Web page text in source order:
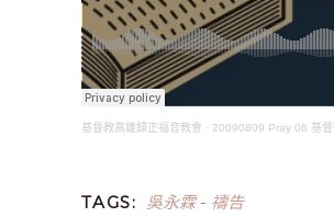
基督教高雄歸正福音教會 · 20090809 Pray 06 基督徒的
TAGS: 吳永霖- 禱告